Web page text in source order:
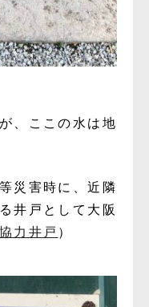
、ここの水は地
災害時に、近隣
井戸として大阪
協力井戸 ）